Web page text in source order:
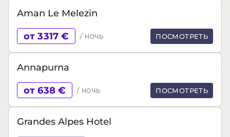
Aman Le Melezin
от 3317 € / ночь ПОСМОТРЕТЬ
Annapurna
от 638 € / ночь ПОСМОТРЕТЬ
Grandes Alpes Hotel